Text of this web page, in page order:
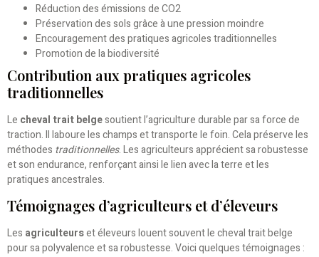
Réduction des émissions de CO2
Préservation des sols grâce à une pression moindre
Encouragement des pratiques agricoles traditionnelles
Promotion de la biodiversité
Contribution aux pratiques agricoles
traditionnelles
Le cheval trait belgesoutient l’agriculture durable par sa force de
traction. Il laboure les champs et transporte le foin. Cela préserve les
méthodes traditionnelles. Les agriculteurs apprécient sa robustesse
et son endurance, renforçant ainsi le lien avec la terre et les
pratiques ancestrales.
Témoignages d’agriculteurs et d’éleveurs
Les agriculteurset éleveurs louent souvent le cheval trait belge
pour sa polyvalence et sa robustesse. Voici quelques témoignages :